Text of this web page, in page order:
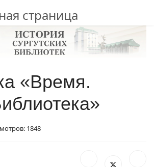
страница
«Время.
1848